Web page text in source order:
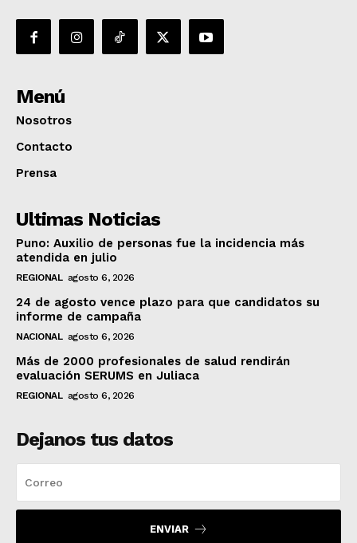
Menú
Nosotros
Contacto
Prensa
Ultimas Noticias
Puno: Auxilio de personas fue la incidencia más
atendida en julio
REGIONAL agosto 6, 2026
24 de agosto vence plazo para que candidatos su
informe de campaña
NACIONAL agosto 6, 2026
Más de 2000 profesionales de salud rendirán
evaluación SERUMS en Juliaca
REGIONAL agosto 6, 2026
Dejanos tus datos
ENVIAR